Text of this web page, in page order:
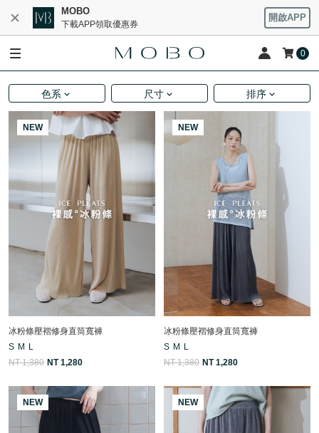
MOBO
下載APP領取優惠券
開啟APP
0
色系 尺寸 排序
NEW
冰粉條壓褶修身直筒寬褲
S M
L
NT 1,380 NT 1,280
NEW
冰粉條壓褶修身直筒寬褲
S M
L
NT 1,380 NT 1,280
NEW NEW